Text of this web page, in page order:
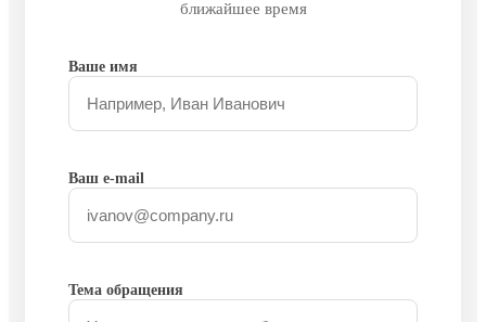
ближайшее время
Ваше имя
Ваш e-mail
Тема обращения